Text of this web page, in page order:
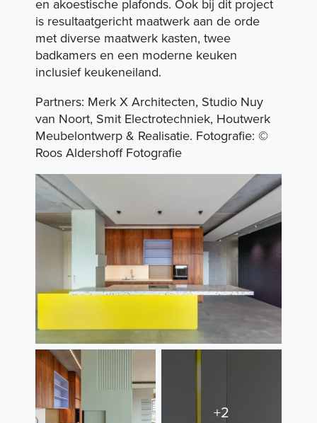
Duurzaamheid
Over ons
Vacatures
Contact
en akoestische plafonds. Ook bij dit project
is resultaatgericht maatwerk aan de orde
met diverse maatwerk kasten, twee
badkamers en een moderne keuken
inclusief keukeneiland.
Partners: Merk X Architecten, Studio Nuy
van Noort, Smit Electrotechniek, Houtwerk
Meubelontwerp & Realisatie. Fotografie: ©
Roos Aldershoff Fotografie
+2